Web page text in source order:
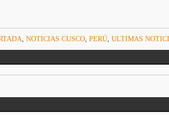
NOTICIAS CUSCO, PERÚ, ULTIMAS